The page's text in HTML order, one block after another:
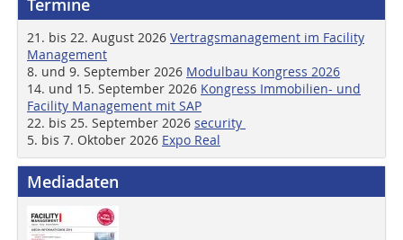
Termine
21. bis 22. August 2026 Vertragsmanagement im Facility
Management
8. und 9. September 2026 Modulbau Kongress 2026
14. und 15. September 2026 Kongress Immobilien- und
Facility Management mit SAP
22. bis 25. September 2026 security
5. bis 7. Oktober 2026 Expo Real
Mediadaten